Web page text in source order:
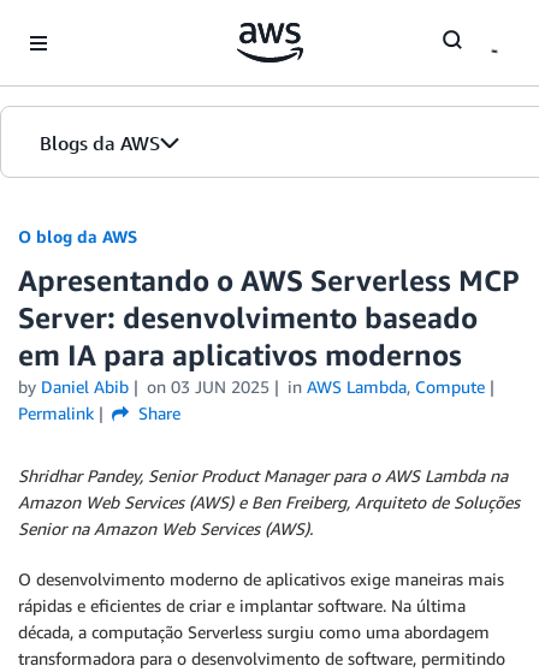
Blogs da AWS
Página inicial
Edições
O blog da AWS
Apresentando o AWS Serverless MCP
Server: desenvolvimento baseado
em IA para aplicativos modernos
by Daniel Abib on 03 JUN 2025 in AWS Lambda, Compute
Permalink
Share
Shridhar Pandey, Senior Product Manager para o AWS Lambda na
Amazon Web Services (AWS) e Ben Freiberg, Arquiteto de Soluções
Senior na Amazon Web Services (AWS).
O desenvolvimento moderno de aplicativos exige maneiras mais
rápidas e eficientes de criar e implantar software. Na última
década, a computação Serverless surgiu como uma abordagem
transformadora para o desenvolvimento de software, permitindo